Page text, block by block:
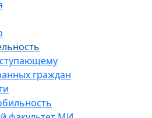
граждан